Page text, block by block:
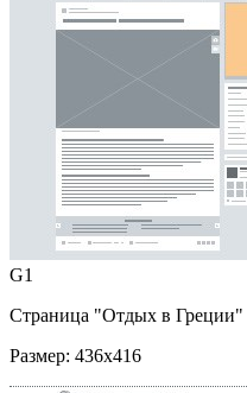
G1
Страница "Отдых в Греции"
Размер: 436x416